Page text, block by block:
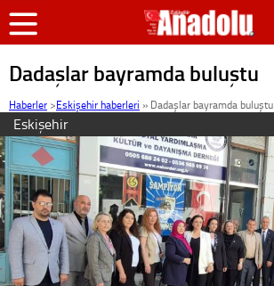
Dadaşlar bayramda buluştu
Haberler >Eskişehir haberleri » Dadaşlar bayramda buluştu
Eskişehir